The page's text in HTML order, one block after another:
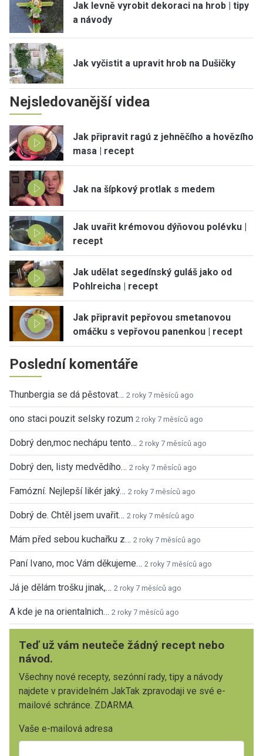
Jak levně vyrobit dekoraci na hrob | tipy
a návody
Jak vyčistit a upravit hrob na Dušičky
Nejsledovanější videa
Jak připravit ragú z jehněčího a hovězího
masa | recept
Jak na šípkový protlak s medem
Jak uvařit krémovou dýňovou polévku |
recept
Jak udělat segedínský guláš jako od
Pohlreicha | recept
Jak připravit pepřovou smetanovou
omáčku s vepřovou panenkou | recept
Poslední komentáře
Thunbergia se dá pěstovat… 2 roky 7 měsíců ago
ono staci pouzit selsky rozum 2 roky 7 měsíců ago
Dobrý den,moc nechápu tento… 2 roky 7 měsíců ago
Dobrý den, listy medvědího… 2 roky 7 měsíců ago
Famózní. Nejlepší likér jaký… 2 roky 7 měsíců ago
Dobrý de. Chtěl jsem uvařit… 2 roky 7 měsíců ago
Mám před sebou kuchařku z… 2 roky 7 měsíců ago
Paní Ivano, moc Vám děkujeme… 2 roky 7 měsíců ago
Já je dělám trošku jinak,… 2 roky 7 měsíců ago
A kde je na orientalnich… 2 roky 7 měsíců ago
Teď už vám neuteče žádný recept nebo
návod.
Všechny nové recepty, sezónní rady, tipy a návody
najdete v pravidelném JakTak zpravodaji ve své e-
mailové schránce. ZDARMA.
Vaše e-mailová adresa